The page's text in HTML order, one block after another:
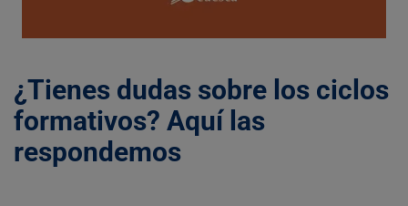
¿Tienes dudas sobre los ciclos
formativos? Aquí las
respondemos